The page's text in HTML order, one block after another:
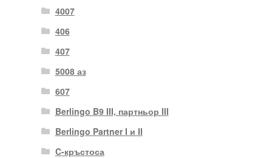
4007
406
407
5008 аз
607
Berlingo B9 III, партньор III
Berlingo Partner I и II
C-кръстоса